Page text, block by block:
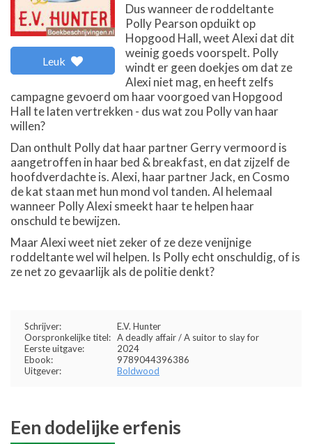
Leuk
Dus wanneer de roddeltante
Polly Pearson opduikt op
Hopgood Hall, weet Alexi dat dit
weinig goeds voorspelt. Polly
windt er geen doekjes om dat ze
Alexi niet mag, en heeft zelfs
campagne gevoerd om haar voorgoed van Hopgood
Hall te laten vertrekken - dus wat zou Polly van haar
willen?
Dan onthult Polly dat haar partner Gerry vermoord is
aangetroffen in haar bed & breakfast, en dat zijzelf de
hoofdverdachte is. Alexi, haar partner Jack, en Cosmo
de kat staan met hun mond vol tanden. Al helemaal
wanneer Polly Alexi smeekt haar te helpen haar
onschuld te bewijzen.
Maar Alexi weet niet zeker of ze deze venijnige
roddeltante wel wil helpen. Is Polly echt onschuldig, of is
ze net zo gevaarlijk als de politie denkt?
Schrijver:
E.V. Hunter
Oorspronkelijke titel: A deadly affair / A suitor to slay for
Eerste uitgave:
2024
Ebook:
9789044396386
Uitgever:
Boldwood
Een dodelijke erfenis